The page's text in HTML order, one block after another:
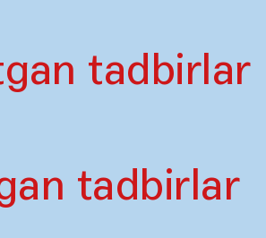
tadbirlar
tadbirlar